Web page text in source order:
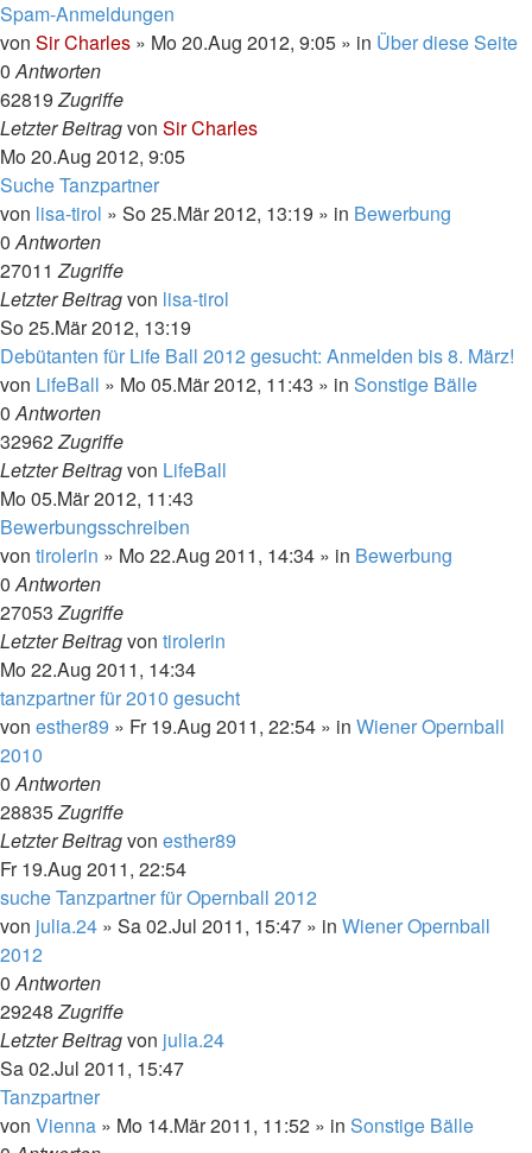
Spam-Anmeldungen
von Sir Charles » Mo 20.Aug 2012, 9:05 » in Über diese Seite
0Antworten
62819Zugriffe
Letzter Beitragvon Sir Charles
Mo 20.Aug 2012, 9:05
Suche Tanzpartner
von lisa-tirol » So 25.Mär 2012, 13:19 » in Bewerbung
0Antworten
27011Zugriffe
Letzter Beitragvon lisa-tirol
So 25.Mär 2012, 13:19
Debütanten für Life Ball 2012 gesucht: Anmelden bis 8. März!
von LifeBall » Mo 05.Mär 2012, 11:43 » in Sonstige Bälle
0Antworten
32962Zugriffe
Letzter Beitragvon LifeBall
Mo 05.Mär 2012, 11:43
Bewerbungsschreiben
von tirolerin » Mo 22.Aug 2011, 14:34 » in Bewerbung
0Antworten
27053Zugriffe
Letzter Beitragvon tirolerin
Mo 22.Aug 2011, 14:34
tanzpartner für 2010 gesucht
von esther89 » Fr 19.Aug 2011, 22:54 » in Wiener Opernball
2010
0Antworten
28835Zugriffe
Letzter Beitragvon esther89
Fr 19.Aug 2011, 22:54
suche Tanzpartner für Opernball 2012
von julia.24 » Sa 02.Jul 2011, 15:47 » in Wiener Opernball
2012
0Antworten
29248Zugriffe
Letzter Beitragvon julia.24
Sa 02.Jul 2011, 15:47
Tanzpartner
von Vienna » Mo 14.Mär 2011, 11:52 » in Sonstige Bälle